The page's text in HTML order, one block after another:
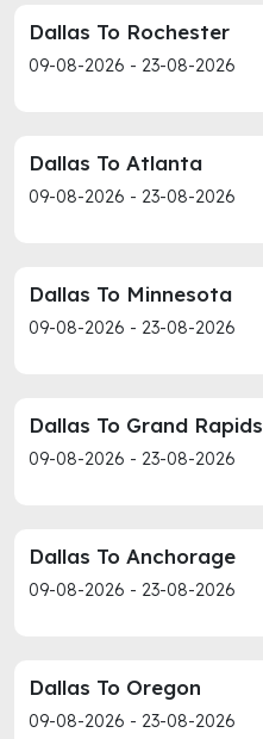
Dallas To Rochester
09-08-2026 - 23-08-2026
Dallas To Atlanta
09-08-2026 - 23-08-2026
Dallas To Minnesota
09-08-2026 - 23-08-2026
Dallas To Grand Rapids
09-08-2026 - 23-08-2026
Dallas To Anchorage
09-08-2026 - 23-08-2026
Dallas To Oregon
09-08-2026 - 23-08-2026